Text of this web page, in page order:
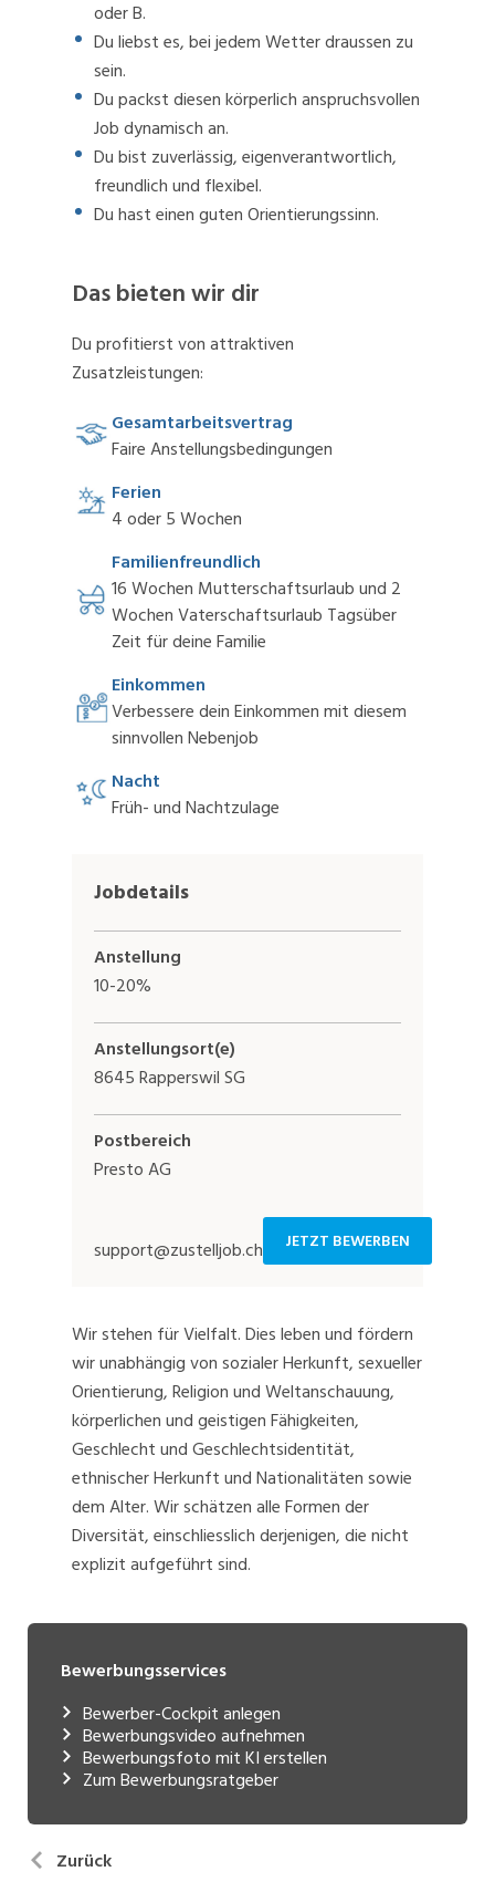
oder B.
Du liebst es, bei jedem Wetter draussen zu
sein.
Du packst diesen körperlich anspruchsvollen
Job dynamisch an.
Du bist zuverlässig, eigenverantwortlich,
freundlich und flexibel.
Du hast einen guten Orientierungssinn.
Das bieten wir dir
Du profitierst von attraktiven
Zusatzleistungen:
Gesamtarbeitsvertrag
Faire Anstellungsbedingungen
Ferien
4 oder 5 Wochen
Familienfreundlich
16 Wochen Mutterschaftsurlaub und 2
Wochen Vaterschaftsurlaub Tagsüber
Zeit für deine Familie
Einkommen
Verbessere dein Einkommen mit diesem
sinnvollen Nebenjob
Nacht
Früh- und Nachtzulage
Jobdetails
Anstellung
10-20%
Anstellungsort(e)
8645 Rapperswil SG
Postbereich
Presto AG
support@zustelljob.ch JETZT BEWERBEN
Wir stehen für Vielfalt. Dies leben und fördern
wir unabhängig von sozialer Herkunft, sexueller
Orientierung, Religion und Weltanschauung,
körperlichen und geistigen Fähigkeiten,
Geschlecht und Geschlechtsidentität,
ethnischer Herkunft und Nationalitäten sowie
dem Alter. Wir schätzen alle Formen der
Diversität, einschliesslich derjenigen, die nicht
explizit aufgeführt sind.
Bewerbungsservices
Bewerber-Cockpit anlegen
Bewerbungsvideo aufnehmen
Bewerbungsfoto mit KI erstellen
Zum Bewerbungsratgeber
Zurück